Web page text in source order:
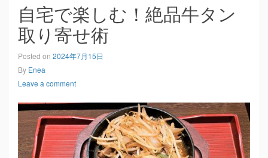
自宅で楽しむ！絶品牛タン
取り寄せ術
Posted on 2024年7月15日
By Enea
Leave a comment